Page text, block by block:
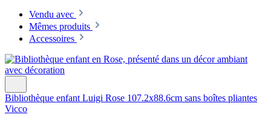
Vendu avec
Mêmes produits
Accessoires
Bibliothèque enfant Luigi Rose 107.2x88.6cm sans boîtes pliantes
Vicco